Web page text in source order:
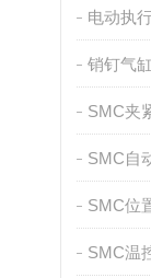
电动执
销钉气缸
SMC夹
SMC自
SMC位
SMC温